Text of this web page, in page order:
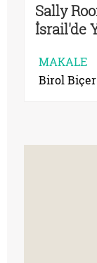
Sally
İsrail'de
MAKALE
Birol Biçer